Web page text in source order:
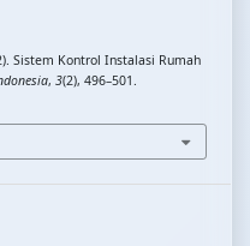
Sistem Kontrol Instalasi Rumah
, 3(2), 496–501.